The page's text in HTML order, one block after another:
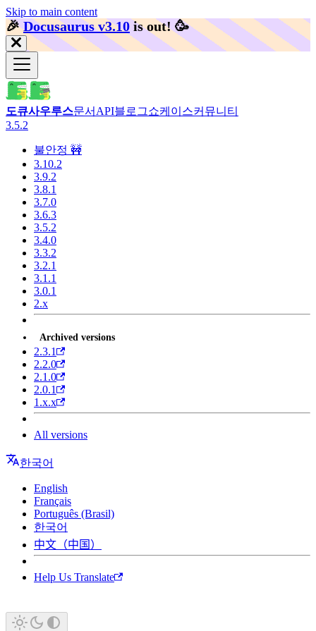
Skip to main content
🎉️Docusaurus v3.10 is out! 🥳️
도큐사우루스문서 API블로그쇼케이스커뮤니티
3.5.2
불안정 🚧
3.10.2
3.9.2
3.8.1
3.7.0
3.6.3
3.5.2
3.4.0
3.3.2
3.2.1
3.1.1
3.0.1
2.x
Archived versions
2.3.1
2.2.0
2.1.0
2.0.1
1.x.x
All versions
한국어
English
Français
Português (Brasil)
한국어
中文（中国）
Help Us Translate